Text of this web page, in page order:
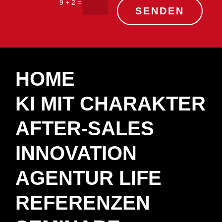
9 + 2 =
SENDEN
HOME
KI MIT CHARAKTER
AFTER-SALES
INNOVATION
AGENTUR LIFE
REFERENZEN